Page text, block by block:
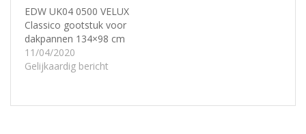
EDW UK04 0500 VELUX
Classico gootstuk voor
dakpannen 134×98 cm
11/04/2020
Gelijkaardig bericht